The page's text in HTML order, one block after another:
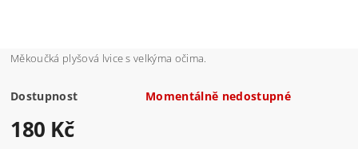
Měkoučká plyšová lvice s velkýma očima.
Dostupnost Momentálně nedostupné
180 Kč